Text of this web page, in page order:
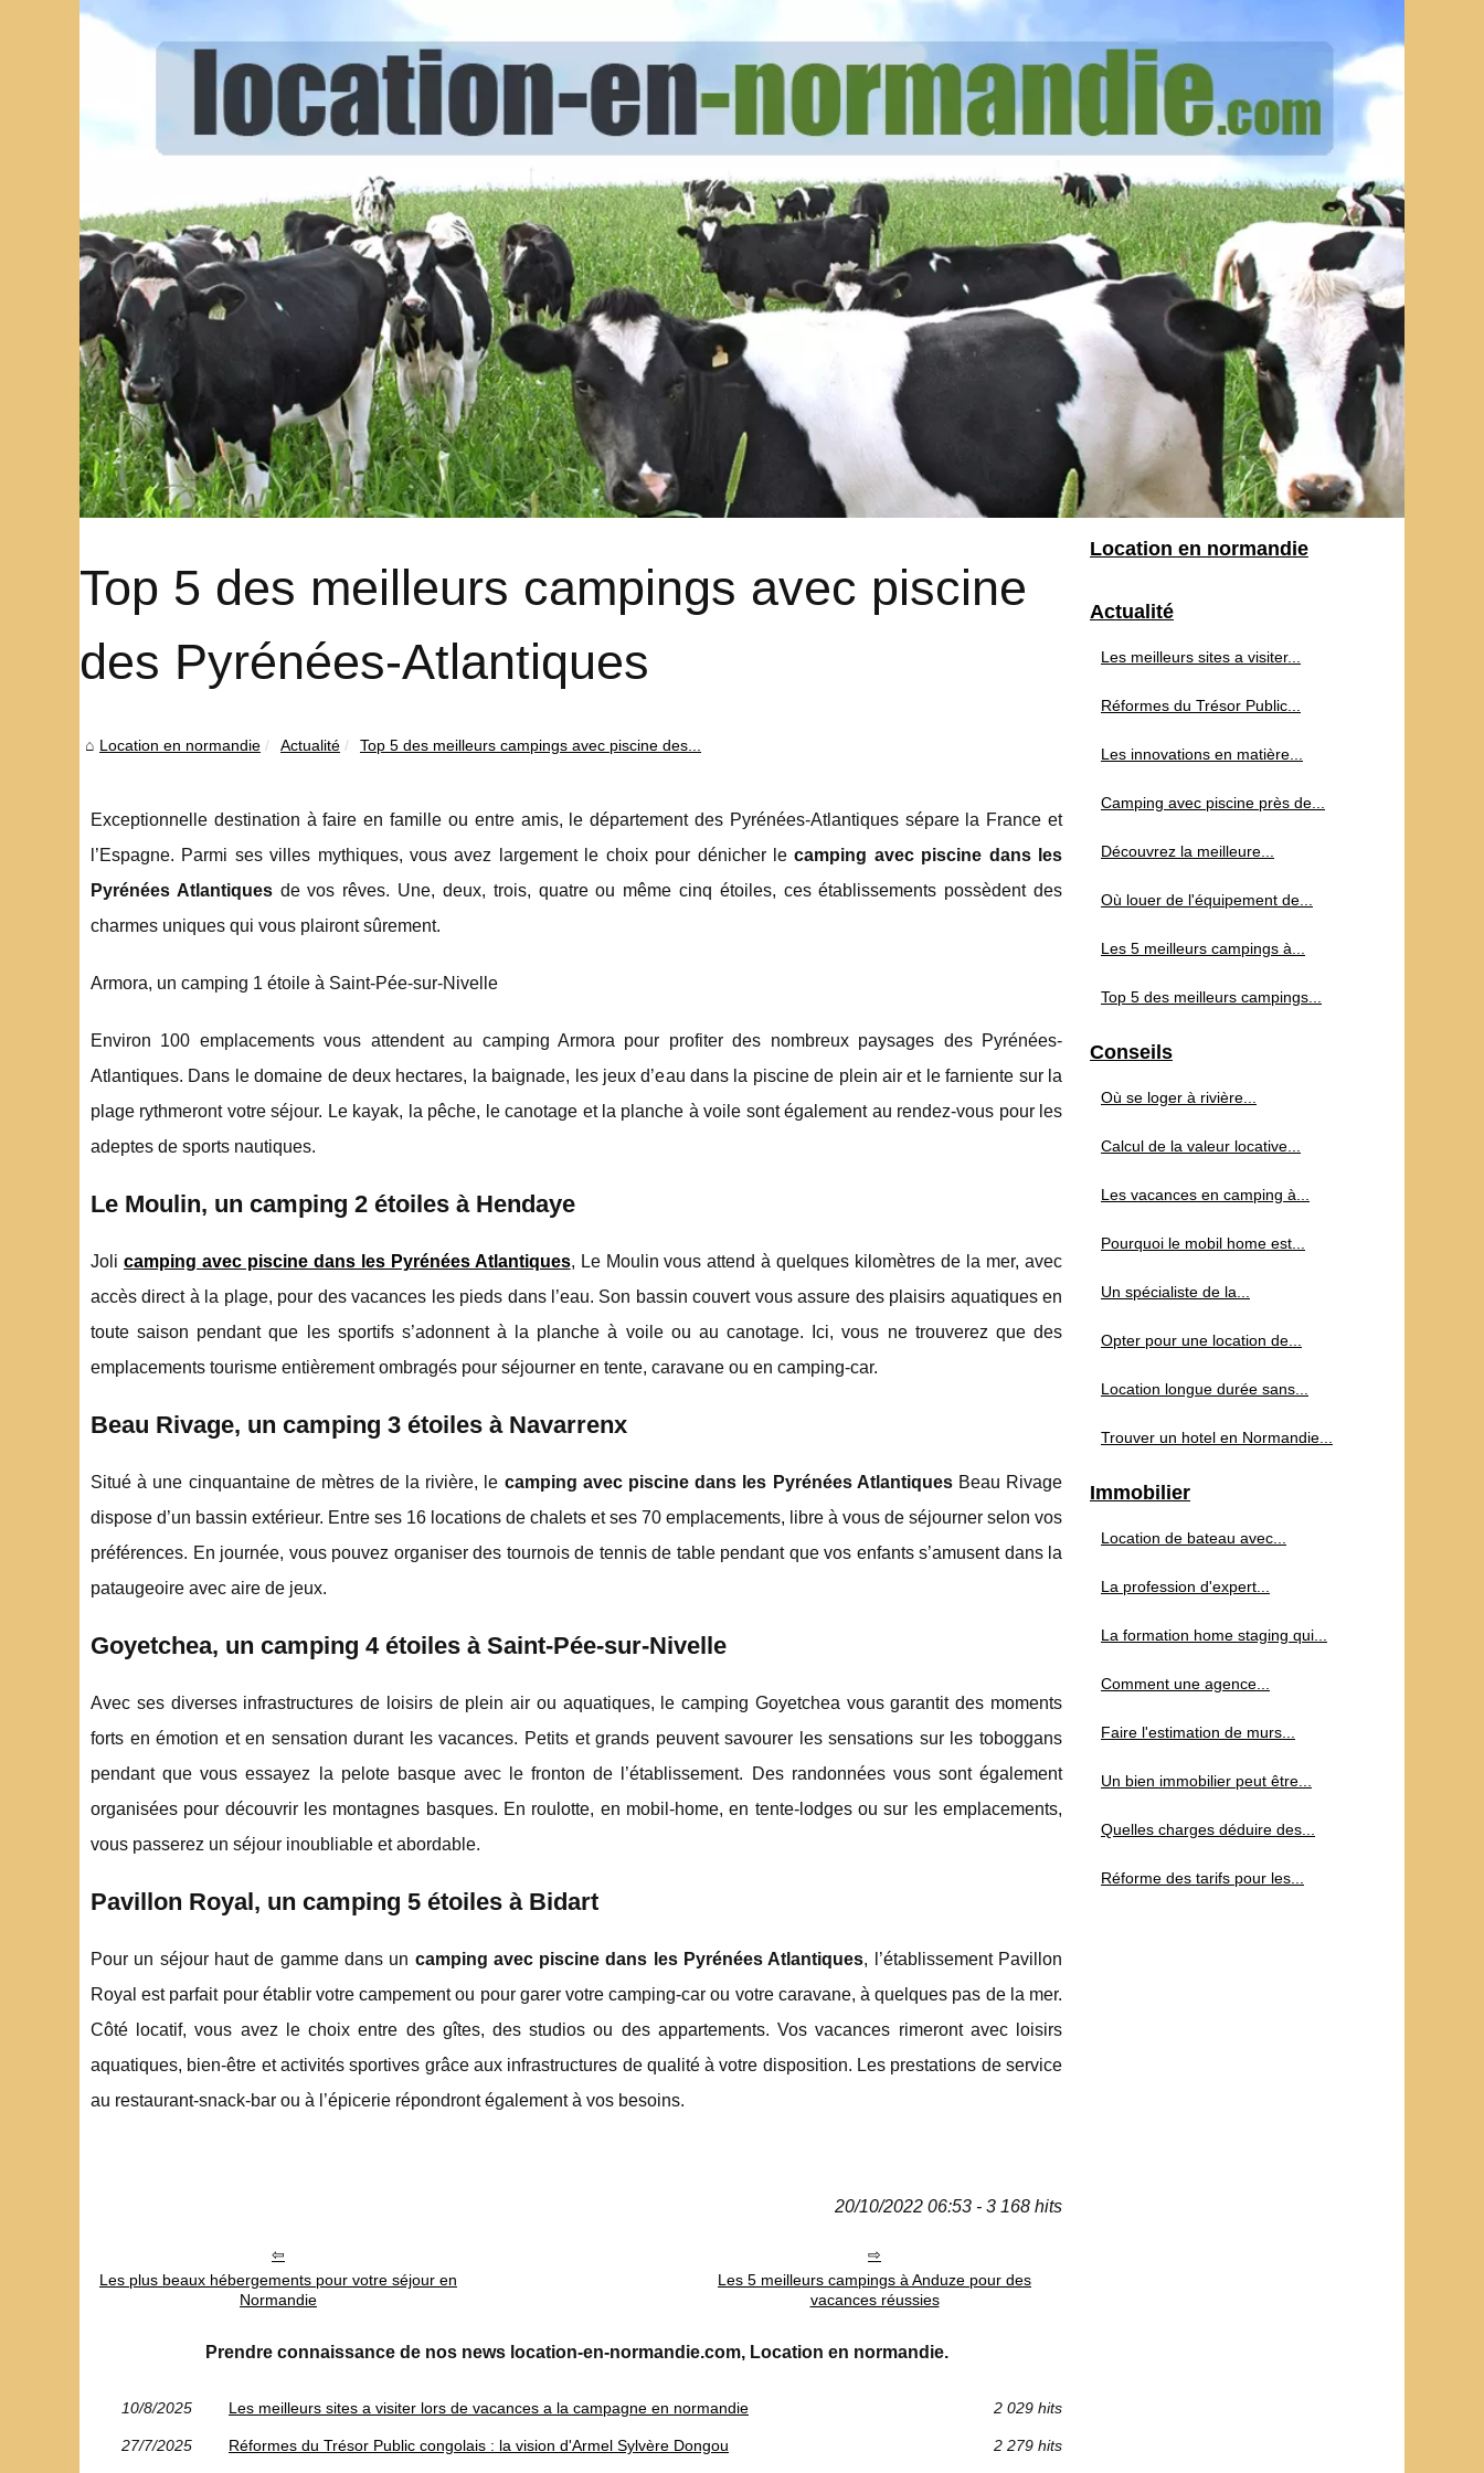
Top 5 des meilleurs campings avec piscine
des Pyrénées-Atlantiques
Location en normandie Actualité Top 5 des meilleurs campings avec piscine des...
Exceptionnelle destination à faire en famille ou entre amis, le département des Pyrénées-Atlantiques sépare la France et
l’Espagne. Parmi ses villes mythiques, vous avez largement le choix pour dénicher lecamping avec piscine dans les
Pyrénées Atlantiquesde vos rêves. Une, deux, trois, quatre ou même cinq étoiles, ces établissements possèdent des
charmes uniques qui vous plairont sûrement.
Armora, un camping 1 étoile à Saint-Pée-sur-Nivelle
Environ 100 emplacements vous attendent au camping Armora pour profiter des nombreux paysages des Pyrénées-
Atlantiques. Dans le domaine de deux hectares, la baignade, les jeux d’eau dans la piscine de plein air et le farniente sur la
plage rythmeront votre séjour. Le kayak, la pêche, le canotage et la planche à voile sont également au rendez-vous pour les
adeptes de sports nautiques.
Le Moulin, un camping 2 étoiles à Hendaye
Joli camping avec piscine dans les Pyrénées Atlantiques, Le Moulin vous attend à quelques kilomètres de la mer, avec
accès direct à la plage, pour des vacances les pieds dans l’eau. Son bassin couvert vous assure des plaisirs aquatiques en
toute saison pendant que les sportifs s’adonnent à la planche à voile ou au canotage. Ici, vous ne trouverez que des
emplacements tourisme entièrement ombragés pour séjourner en tente, caravane ou en camping-car.
Beau Rivage, un camping 3 étoiles à Navarrenx
Situé à une cinquantaine de mètres de la rivière, le camping avec piscine dans les Pyrénées AtlantiquesBeau Rivage
dispose d’un bassin extérieur. Entre ses 16 locations de chalets et ses 70 emplacements, libre à vous de séjourner selon vos
préférences. En journée, vous pouvez organiser des tournois de tennis de table pendant que vos enfants s’amusent dans la
pataugeoire avec aire de jeux.
Goyetchea, un camping 4 étoiles à Saint-Pée-sur-Nivelle
Avec ses diverses infrastructures de loisirs de plein air ou aquatiques, le camping Goyetchea vous garantit des moments
forts en émotion et en sensation durant les vacances. Petits et grands peuvent savourer les sensations sur les toboggans
pendant que vous essayez la pelote basque avec le fronton de l’établissement. Des randonnées vous sont également
organisées pour découvrir les montagnes basques. En roulotte, en mobil-home, en tente-lodges ou sur les emplacements,
vous passerez un séjour inoubliable et abordable.
Pavillon Royal, un camping 5 étoiles à Bidart
Pour un séjour haut de gamme dans un camping avec piscine dans les Pyrénées Atlantiques, l’établissement Pavillon
Royal est parfait pour établir votre campement ou pour garer votre camping-car ou votre caravane, à quelques pas de la mer.
Côté locatif, vous avez le choix entre des gîtes, des studios ou des appartements. Vos vacances rimeront avec loisirs
aquatiques, bien-être et activités sportives grâce aux infrastructures de qualité à votre disposition. Les prestations de service
au restaurant-snack-bar ou à l’épicerie répondront également à vos besoins.
20/10/2022 06:53 - 3 168 hits
Les plus beaux hébergements pour votre séjour en
Normandie
Les 5 meilleurs campings à Anduze pour des
vacances réussies
Prendre connaissance de nos news location-en-normandie.com, Location en normandie.
10/8/2025 Les meilleurs sites a visiter lors de vacances a la campagne en normandie 2 029 hits
27/7/2025 Réformes du Trésor Public congolais : la vision d'Armel Sylvère Dongou 2 279 hits
Location en normandie
Actualité
Les meilleurs sites a visiter...
Réformes du Trésor Public...
Les innovations en matière...
Camping avec piscine près de...
Découvrez la meilleure...
Où louer de l'équipement de...
Les 5 meilleurs campings à...
Top 5 des meilleurs campings...
Conseils
Où se loger à rivière...
Calcul de la valeur locative...
Les vacances en camping à...
Pourquoi le mobil home est...
Un spécialiste de la...
Opter pour une location de...
Location longue durée sans...
Trouver un hotel en Normandie...
Immobilier
Location de bateau avec...
La profession d'expert...
La formation home staging qui...
Comment une agence...
Faire l'estimation de murs...
Un bien immobilier peut être...
Quelles charges déduire des...
Réforme des tarifs pour les...